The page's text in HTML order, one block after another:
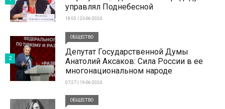
управлял Поднебесной
18:03 | 23-06-2024
ОБЩЕСТВО
Депутат Государственной Думы
Анатолий Аксаков: Сила России в ее
многонациональном народе
07:27 | 19-06-2024
2
ОБЩЕСТВО